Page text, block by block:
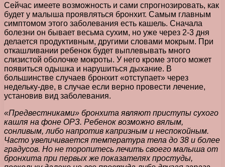
Сейчас имеете возможность и сами спрогнозировать, как
будет у малыша проявляться бронхит. Самым главным
симптомом этого заболевания есть кашель. Сначала
болезни он бывает весьма сухим, но уже через 2-3 дня
делается продуктивным, другими словами мокрым. При
откашливании ребенок будет выплевывать много
слизистой оболочке мокроты. У него кроме этого может
появиться одышка и нарушиться дыхание. В
большинстве случаев бронхит «отступает» через
недельку-две, в случае если верно провести лечение,
установив вид заболевания.
«Предвестниками» бронхита являют приступы сухого
кашля на фоне ОРЗ. Ребенок возможно вялым,
сонливым, либо напротив капризным и неспокойным.
Часто увеличивается температура тела до 38 и более
градусов. Но не торопитесь лечить своего малыша от
бронхита при первых же показателях простуды,